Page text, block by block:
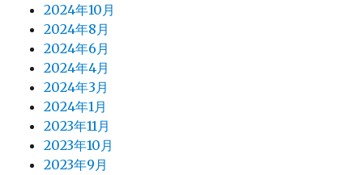
2024年10月
2024年8月
2024年6月
2024年4月
2024年3月
2024年1月
2023年11月
2023年10月
2023年9月